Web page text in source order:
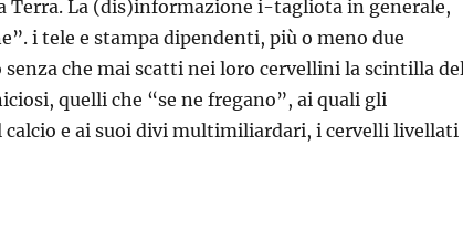
Terra. La (dis)informazione i-tagliota in generale,
i tele e stampa dipendenti, più o meno due
che mai scatti nei loro cervellini la scintilla
quelli che “se ne fregano”, ai quali gli
e ai suoi divi multimiliardari, i cervelli livellati